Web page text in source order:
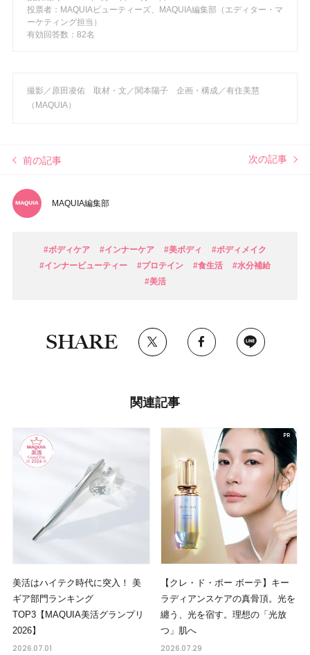
投票者：MAQUIAビューティーズ、MAQUIA編集部（エディター・マ
ーケティング担当）
有効回答数：82名
撮影／原田凌佑 取材・文／関本陽子 企画・構成／有住美慧
（MAQUIA）
前の記事 次の記事
MAQUIA編集部
#ボディケア #インナーケア #美ボディ
#ボディメイク
#インナービューティー
#プロテイン #食生活
#水分補給
#美活
SHARE
関連記事
美活はハイテク時代に突入！ 美
ギア部門ランキング
TOP3【MAQUIA美活グランプリ
2026】
2026.07.01
【クレ・ド・ポー ボーテ】キー
ラディアンスケアの真骨頂。光を
纏う、光を宿す。理想の「光放
つ」肌へ
2026.07.29